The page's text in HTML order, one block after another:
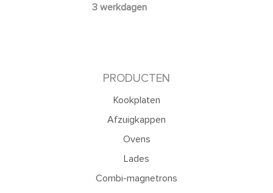
3 werkdagen
PRODUCTEN
Kookplaten
Afzuigkappen
Ovens
Lades
Combi-magnetrons